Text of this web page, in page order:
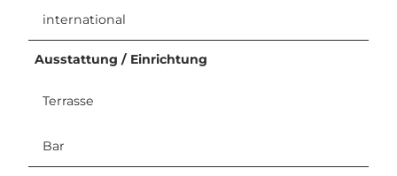
international
Ausstattung / Einrichtung
Terrasse
Bar